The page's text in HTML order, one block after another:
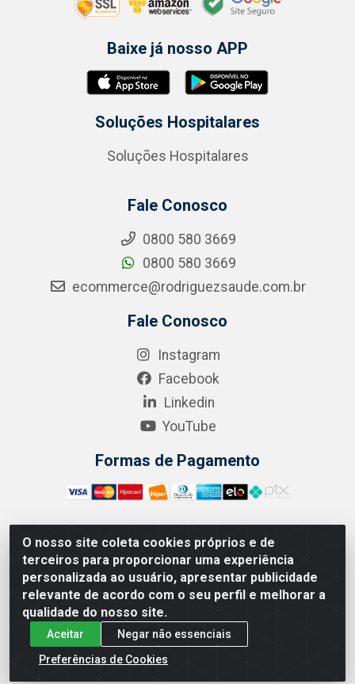
O nosso site coleta cookies próprios e de
terceiros para proporcionar uma experiência
personalizada ao usuário, apresentar publicidade
relevante de acordo com o seu perfil e melhorar a
qualidade do nosso site.
Aceitar
Negar não essenciais
Preferências de Cookies
Baixe já nosso APP
Soluções Hospitalares
Soluções Hospitalares
Fale Conosco
0800 580 3669
0800 580 3669
ecommerce@rodriguezsaude.com.br
Fale Conosco
Instagram
Facebook
Linkedin
YouTube
Formas de Pagamento
A.R. RODRIGUEZ SOLUÇÕES EM SAÚDE - Endereço Av.
Joaquim Nabuco, 2235 - Centro, Manaus - AM, CEP
69020-031 - CNPJ 04.562.591/0001-41